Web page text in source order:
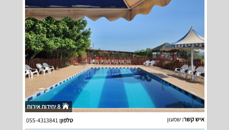
8 יחידות אירוח
איש קשר: שמעון טלפון:055-4313841